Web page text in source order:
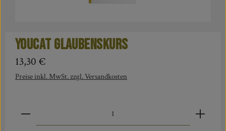
YOUCAT Glaubenskurs
Regulärer Preis:
13,30 €
Preise inkl. MwSt. zzgl. Versandkosten
Produkt Anzahl: Gib den gewünschten Wert ein oder